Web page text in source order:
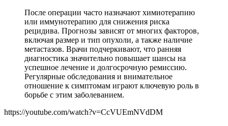
После операции часто назначают химиотерапию
или иммунотерапию для снижения риска
рецидива. Прогнозы зависят от многих факторов,
включая размер и тип опухоли, а также наличие
метастазов. Врачи подчеркивают, что ранняя
диагностика значительно повышает шансы на
успешное лечение и долгосрочную ремиссию.
Регулярные обследования и внимательное
отношение к симптомам играют ключевую роль в
борьбе с этим заболеванием.
https://youtube.com/watch?v=CcVUEmNVdDM